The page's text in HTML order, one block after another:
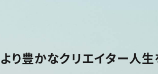
より豊かなクリエイター人生